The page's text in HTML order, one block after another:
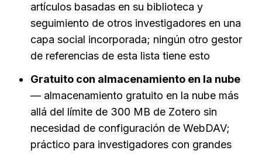
artículos basadas en su biblioteca y
seguimiento de otros investigadores en una
capa social incorporada; ningún otro gestor
de referencias de esta lista tiene esto
Gratuito con almacenamiento en la nube
— almacenamiento gratuito en la nube más
allá del límite de 300 MB de Zotero sin
necesidad de configuración de WebDAV;
práctico para investigadores con grandes